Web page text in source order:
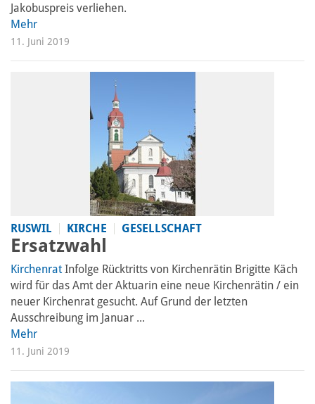
Jakobuspreis verliehen.
Mehr
11. Juni 2019
RUSWIL KIRCHE GESELLSCHAFT
Ersatzwahl
KirchenratInfolge Rücktritts von Kirchenrätin Brigitte Käch
wird für das Amt der Aktuarin eine neue Kirchenrätin / ein
neuer Kirchenrat gesucht. Auf Grund der letzten
Ausschreibung im Januar ...
Mehr
11. Juni 2019